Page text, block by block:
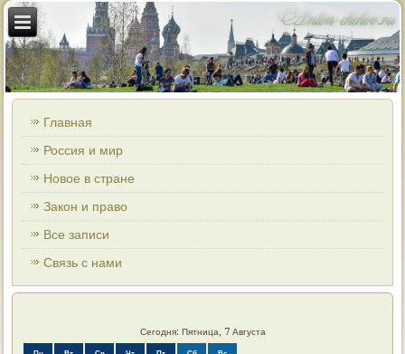
Главная
Россия и мир
Новое в стране
Закон и право
Все записи
Связь с нами
Сегодня: Пятница, 7 Августа